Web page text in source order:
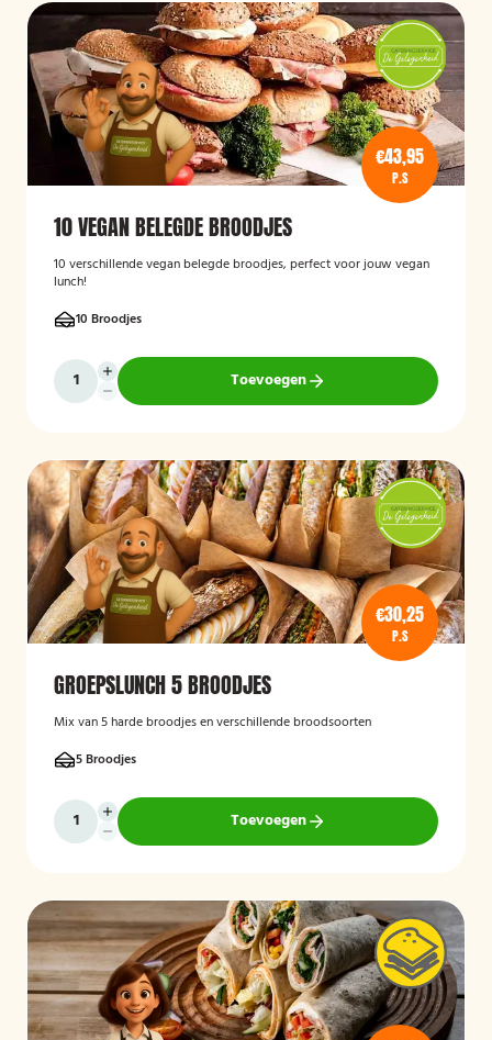
€43,95
P.S
10 VEGAN BELEGDE BROODJES
10 verschillende vegan belegde broodjes, perfect voor jouw vegan
lunch!
10 Broodjes
Toevoegen
€30,25
P.S
GROEPSLUNCH 5 BROODJES
Mix van 5 harde broodjes en verschillende broodsoorten
5 Broodjes
Toevoegen